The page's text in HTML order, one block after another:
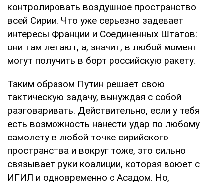
контролировать воздушное пространство
всей Сирии. Что уже серьезно задевает
интересы Франции и Соединенных Штатов:
они там летают, а, значит, в любой момент
могут получить в борт российскую ракету.
Таким образом Путин решает свою
тактическую задачу, вынуждая с собой
разговаривать. Действительно, если у тебя
есть возможность нанести удар по любому
самолету в любой точке сирийского
пространства и вокруг тоже, это сильно
связывает руки коалиции, которая воюет с
ИГИЛ и одновременно с Асадом. Но,